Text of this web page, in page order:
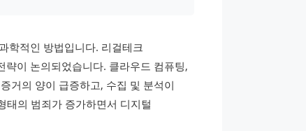
학적인 방법입니다. 리걸테크
이 논의되었습니다. 클라우드 컴퓨팅,
거의 양이 급증하고, 수집 및 분석이
태의 범죄가 증가하면서 디지털